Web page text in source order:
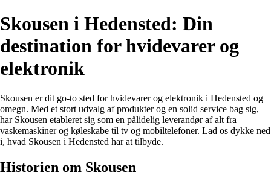
Skousen i Hedensted: Din
destination for hvidevarer og
elektronik
Skousen er dit go-to sted for hvidevarer og elektronik i Hedensted og
omegn. Med et stort udvalg af produkter og en solid service bag sig,
har Skousen etableret sig som en pålidelig leverandør af alt fra
vaskemaskiner og køleskabe til tv og mobiltelefoner. Lad os dykke ned
i, hvad Skousen i Hedensted har at tilbyde.
Historien om Skousen